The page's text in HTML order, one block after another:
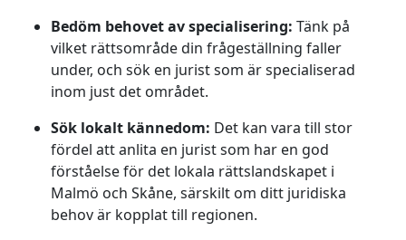
Bedöm behovet av specialisering: Tänk på
vilket rättsområde din frågeställning faller
under, och sök en jurist som är specialiserad
inom just det området.
Sök lokalt kännedom: Det kan vara till stor
fördel att anlita en jurist som har en god
förståelse för det lokala rättslandskapet i
Malmö och Skåne, särskilt om ditt juridiska
behov är kopplat till regionen.